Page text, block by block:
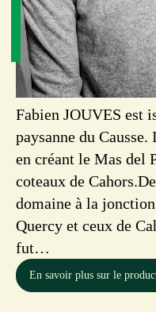
Fabien JOUVES est
paysanne du
en créant le Mas del
coteaux de
domaine à la
Quercy et ceux de
fut…
En savoir plus sur le